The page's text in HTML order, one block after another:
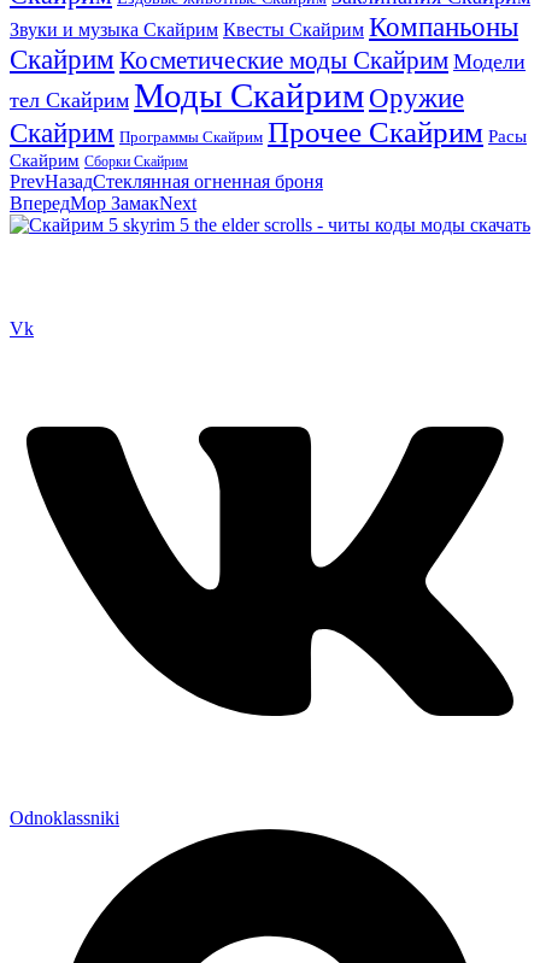
Звуки и музыка Скайрим Квесты Скайрим Компаньоны
Скайрим Косметические моды Скайрим Модели
тел Скайрим Моды Скайрим Оружие
Скайрим Программы Скайрим Прочее Скайрим Расы
Скайрим Сборки Скайрим
PrevНазадСтеклянная огненная броня
ВпередМор ЗамакNext
Vk
Odnoklassniki